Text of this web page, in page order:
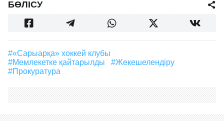
БӨЛІСУ
#«Сарыарқа» хоккей клубы
#мемлекетке қайтарылды
#жекешелендіру
#прокуратура